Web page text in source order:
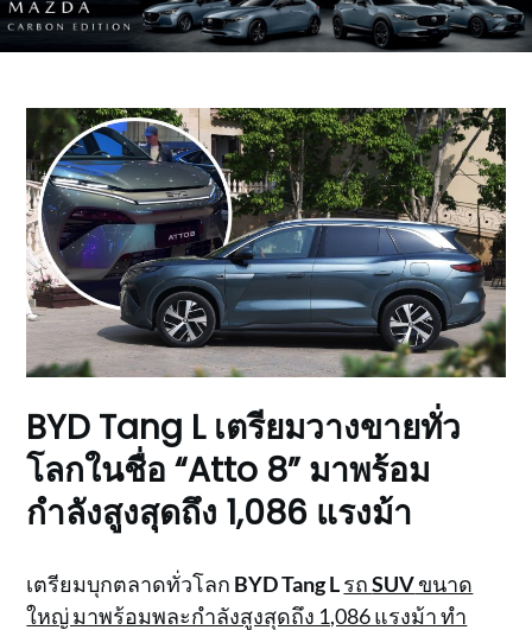
BYD Tang L เตรียมวางขายทั่ว
โลกในชื่อ “Atto 8” มาพร้อม
กำลังสูงสุดถึง 1,086 แรงม้า
เตรียมบุกตลาดทั่วโลก BYD Tang LรถSUVขนาด
ใหญ่ มาพร้อมพละกำลังสูงสุดถึง 1,086 แรงม้า ทำ